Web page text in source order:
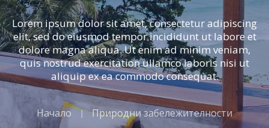
Lorem ipsum dolor sit amet, consectetur adipiscing
elit, sed do eiusmod tempor incididunt ut labore et
dolore magna aliqua. Ut enim ad minim veniam,
quis nostrud exercitation ullamco laboris nisi ut
aliquip ex ea commodo consequat.
Начало Природни забележителности